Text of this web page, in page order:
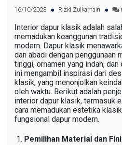
16/10/2023 Rizki Zulkarnain
Interior dapur klasik adalah
memadukan keanggunan
modern. Dapur klasik
dan abadi dengan penggunaan
tinggi, ornamen yang indah, dan
ini mengambil inspirasi dari
klasik, yang menonjolkan
oleh waktu. Berikut adalah
interior dapur klasik, termasuk
cara memadukan estetika
fungsional dapur modern.
Pemilihan Material dan